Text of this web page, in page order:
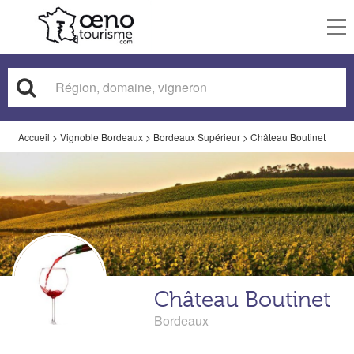
Accueil > Vignoble Bordeaux > Bordeaux Supérieur > Château Boutinet
Château Boutinet
Bordeaux